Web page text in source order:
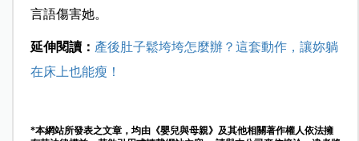
言語傷害她。
延伸閱讀： 產後肚子鬆垮垮怎麼辦？這套動作，讓妳躺
在床上也能瘦！
*本網站所發表之文章，均由《嬰兒與母親》及其他相關著作權人依法擁